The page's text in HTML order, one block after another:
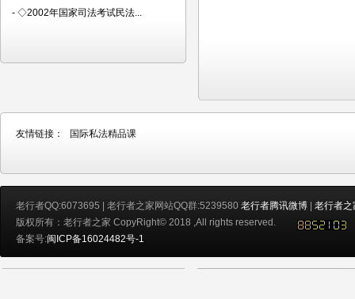
- ◇2002年国家司法考试民法...
友情链接： 国际私法精品课
老行者QQ:6073695 | 老行者之家网站QQ群:5239580 老行者腾讯微博 | 老行者之
版权所有：老行者之家 CopyRight© 2018 ,All rights reserved.
备案号:闽ICP备16024482号-1